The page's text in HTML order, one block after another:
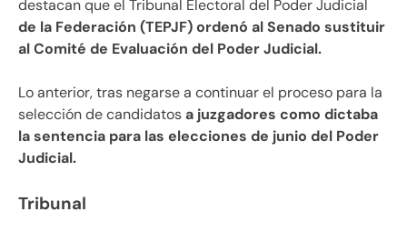
destacan que el Tribunal Electoral del Poder Judicial
de la Federación (TEPJF) ordenó al Senado sustituir
al Comité de Evaluación del Poder Judicial.
Lo anterior, tras negarse a continuar el proceso para la
selección de candidatosa juzgadores como dictaba
la sentencia para las elecciones de junio del Poder
Judicial.
Tribunal